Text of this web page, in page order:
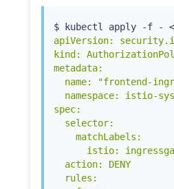
$ kubectl apply -f -
apiVersion:
kind:
metadata:
name: "frontend-
namespace: istio-
spec:
  selector:
    matchLabels:
istio:
  action: DENY
  rules: